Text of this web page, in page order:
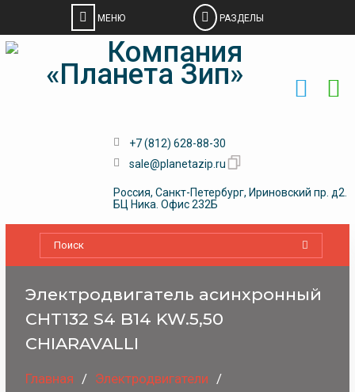
Skip
+7 (812) 628-88-30
sale@planetazip.ru
Россия, Санкт-Петербург, Ириновский пр. д2.
БЦ Ника. Офис 232Б
Электродвигатель асинхронный
CHT132 S4 B14 KW.5,50
CHIARAVALLI
Главная
Электродвигатели